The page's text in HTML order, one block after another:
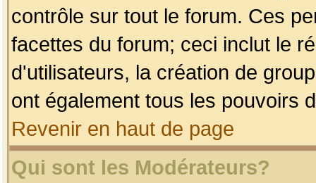
contrôle sur tout le forum. Ces
facettes du forum; ceci inclut le
d'utilisateurs, la création de
ont également tous les pouvoirs
Revenir en haut de page
Qui sont les Modérateurs?